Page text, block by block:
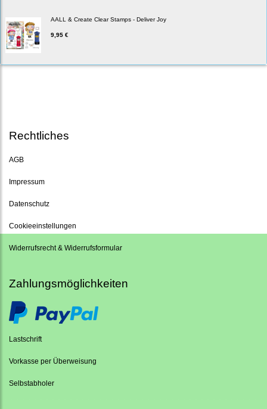
AALL & Create Clear Stamps - Deliver Joy
9,95 €
Rechtliches
AGB
Impressum
Datenschutz
Cookieeinstellungen
Widerrufsrecht & Widerrufsformular
Zahlungsmöglichkeiten
Lastschrift
Vorkasse per Überweisung
Selbstabholer